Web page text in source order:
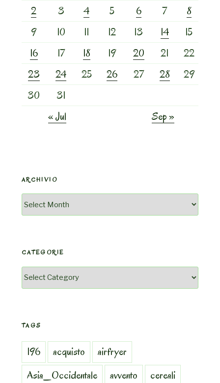
2
3 4 5 6 7
8
9
10 11 12 13 14
15
16
17 18 19 20 21
22
23
24 25 26 27 28
29
30
31
« Jul
Sep »
ARCHIVIO
Archivio
CATEGORIE
Categorie
TAGS
196 acquisto
airfryer
Asia_Occidentale
avvento
cereali